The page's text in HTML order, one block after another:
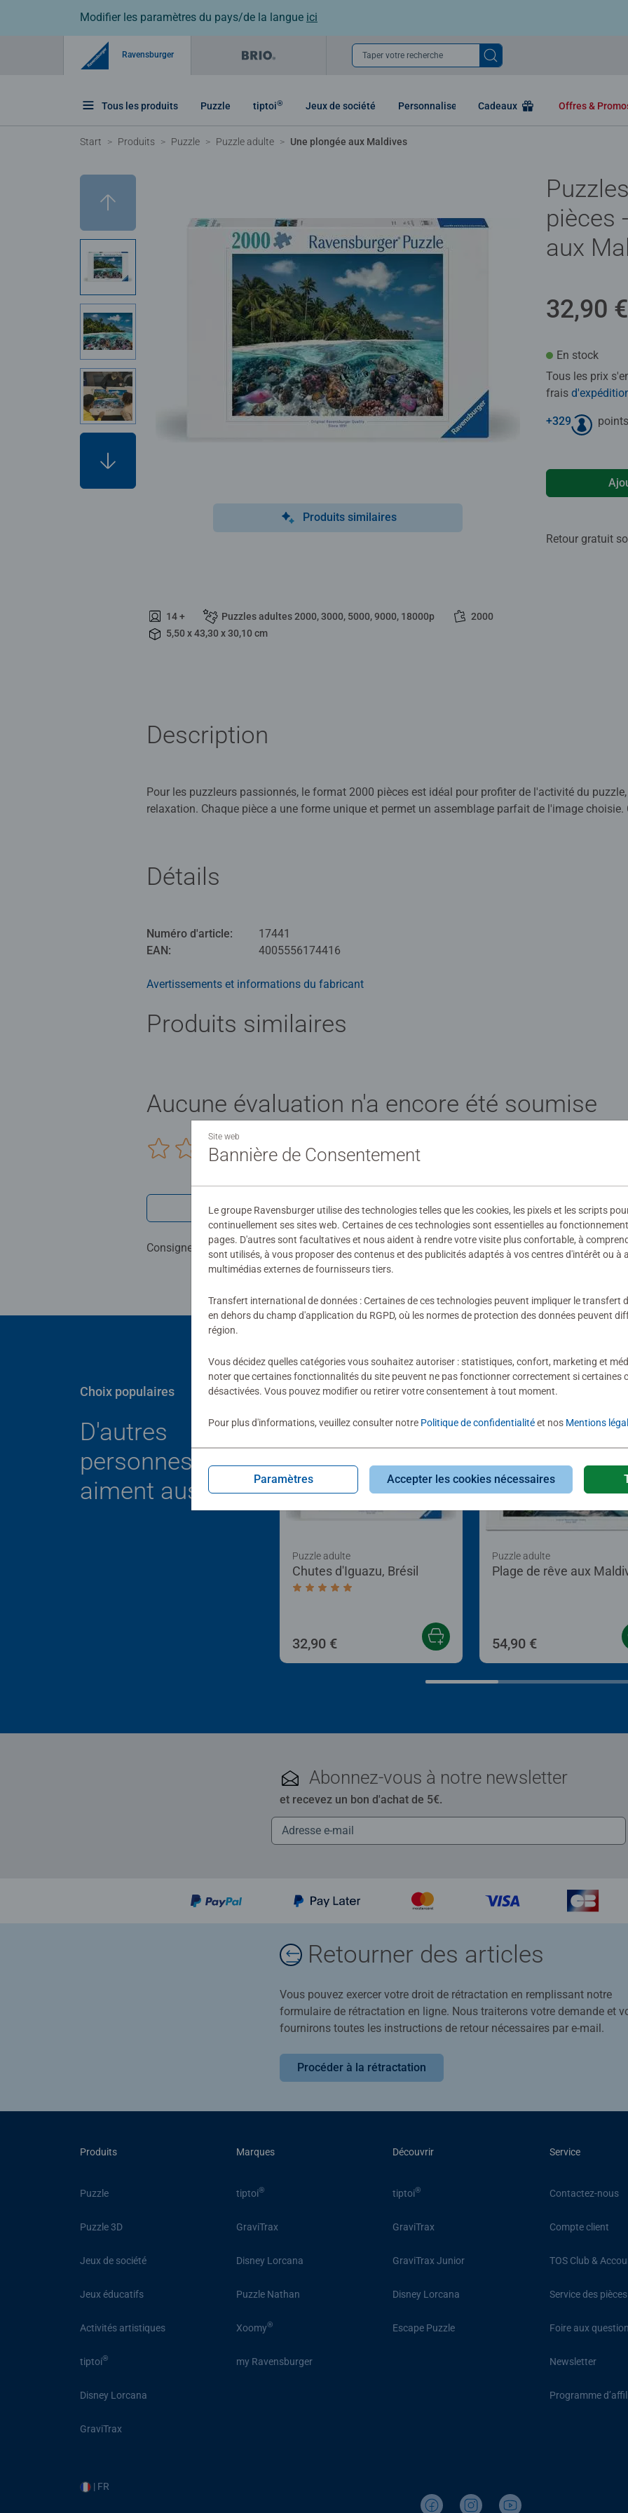
Modifier les paramètres du pays/de la langue ici
Ravensburger Taper votre recherche
Tous les produits Puzzle tiptoi® Jeux de société Personnaliser Cadeaux Offres &
Start Produits Puzzle Puzzle adulte Une plongée aux Maldives
Produits similaires
14 + Puzzles adultes 2000, 3000, 5000, 9000, 18000p
2000
5,50 x 43,30 x 30,10 cm
pièces
aux
32,90 €
En stock
Tous les prix
frais
+329
Retour gratuit
Description
Pour les puzzleurs passionnés, le format 2000 pièces est idéal pour profiter de l'activité du
relaxation. Chaque pièce a une forme unique et permet un assemblage parfait de l'image
Nos puzzles sont parfaits pour se détendre après une journée de travail ou d'école et pour passer
elles s'assemblent parfaitement entre elles.
Détails
Numéro d'article:
17441
EAN:
4005556174416
Avertissements et informations du fabricant
Produits similaires
Aucune évaluation n'a encore été soumise
0/0
Rédiger une évaluation
Consignes d'évaluation
Choix populaires
D'autres
personnes
aiment aussi
Chutes d'Iguazu, Brésil
Average rating 4,9 out of 5 stars.
Puzzle adulte
32,90 €
Plage de rêve aux
Puzzle adulte
54,90 €
Abonnez-vous à notre newsletter
et recevez un bon d'achat de 5€.
Retourner des articles
Vous pouvez exercer votre droit de rétractation en remplissant notre
formulaire de rétractation en ligne. Nous traiterons votre demande et
fournirons toutes les instructions de retour nécessaires par e-mail.
Procéder à la rétractation
Produits
Puzzle
Puzzle 3D
Jeux de société
Jeux éducatifs
Activités artistiques
tiptoi®
Disney Lorcana
GraviTrax
Marques
tiptoi®
GraviTrax
Disney Lorcana
Puzzle Nathan
Xoomy®
my Ravensburger
Découvrir
tiptoi®
GraviTrax
GraviTrax Junior
Disney Lorcana
Escape Puzzle
Service
Contactez-nous
Compte client
TOS Club &
Service des
Foire aux
Newsletter
Programme
| FR
Site web
Bannière de Consentement
Le groupe Ravensburger utilise des technologies telles que les cookies, les pixels et les scripts
continuellement ses sites web. Certaines de ces technologies sont essentielles au
pages. D'autres sont facultatives et nous aident à rendre votre visite plus confortable, à
sont utilisés, à vous proposer des contenus et des publicités adaptés à vos centres d'intérêt ou à
multimédias externes de fournisseurs tiers.
Transfert international de données : Certaines de ces technologies peuvent impliquer le transfert
en dehors du champ d'application du RGPD, où les normes de protection des données peuvent
région.
Vous décidez quelles catégories vous souhaitez autoriser : statistiques, confort, marketing et
noter que certaines fonctionnalités du site peuvent ne pas fonctionner correctement si certaines
désactivées. Vous pouvez modifier ou retirer votre consentement à tout moment.
Pour plus d'informations, veuillez consulter notre Politique de confidentialitéet nos Mentions
Paramètres Accepter les cookies nécessaires